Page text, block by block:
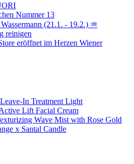
Nummer 13
(21.1. - 19.2.) ♒
reinigen
eröffnet im Herzen Wiener
In Treatment Light
Lift Facial Cream
Wave Mist with Rose Gold
x Santal Candle